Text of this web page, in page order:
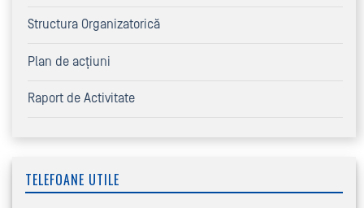
Structura Organizatorică
Plan de acțiuni
Raport de Activitate
TELEFOANE UTILE